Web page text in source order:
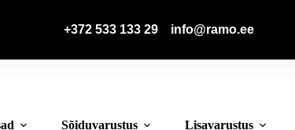
+372 533 133 29
info@ramo.ee
Sõiduvarustus Lisavarustus